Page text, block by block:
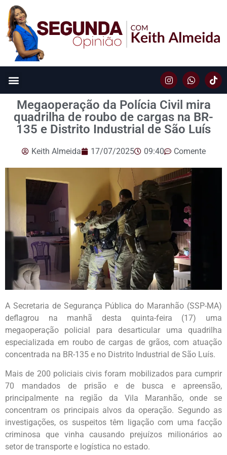
Megaoperação da Polícia Civil mira
quadrilha de roubo de cargas na BR-
135 e Distrito Industrial de São Luís
Keith Almeida 17/07/2025 09:40 Comente
A Secretaria de Segurança Pública do Maranhão (SSP-MA)
deflagrou na manhã desta quinta-feira (17) uma
megaoperação policial para desarticular uma quadrilha
especializada em roubo de cargas de grãos, com atuação
concentrada na BR-135 e no Distrito Industrial de São Luís.
Mais de 200 policiais civis foram mobilizados para cumprir
70 mandados de prisão e de busca e apreensão,
principalmente na região da Vila Maranhão, onde se
concentram os principais alvos da operação. Segundo as
investigações, os suspeitos têm ligação com uma facção
criminosa que vinha causando prejuízos milionários ao
setor de transporte e logística no estado.